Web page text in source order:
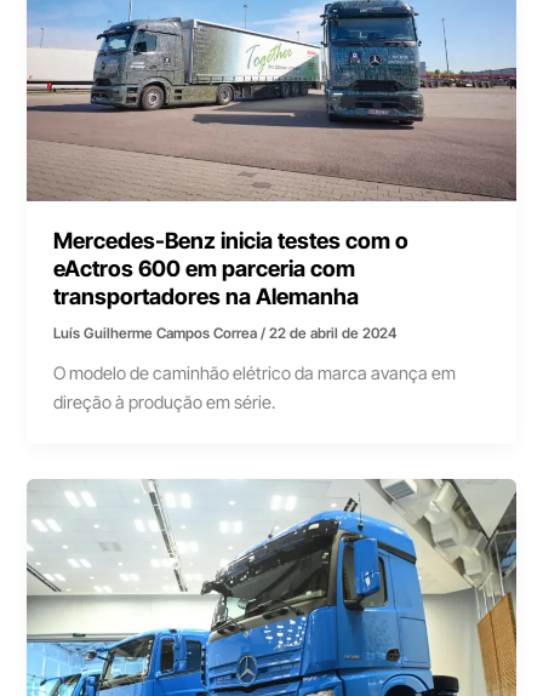
Mercedes-Benz inicia testes com o
eActros 600 em parceria com
transportadores na Alemanha
Luís Guilherme Campos Correa/22 de abril de 2024
O modelo de caminhão elétrico da marca avança em
direção à produção em série.